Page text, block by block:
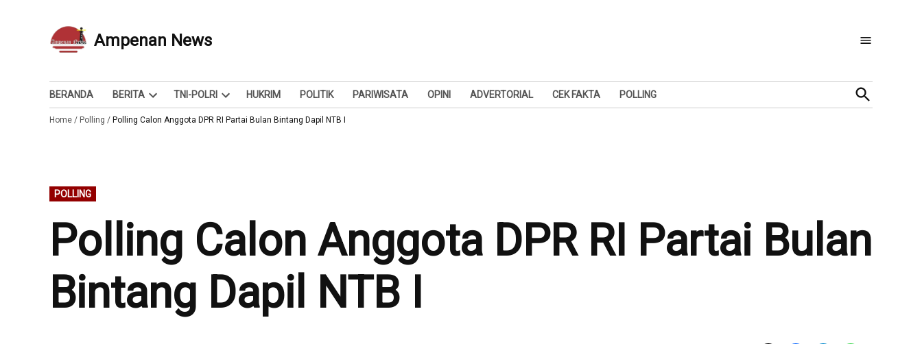
Ampenan News
Berita dan Info
BERANDA BERITA
Open
dropdown
TNI-POLRI
Open
dropdown
HUKRIM POLITIK PARIWISATA OPINI ADVERTORIAL CEK FAKTA POLLING
Open
Search
Home / Polling / Polling Calon Anggota DPR RI Partai Bulan Bintang Dapil NTB I
POSTED
IN
POLLING
Polling Calon Anggota DPR RI Partai Bulan
Bintang Dapil NTB I